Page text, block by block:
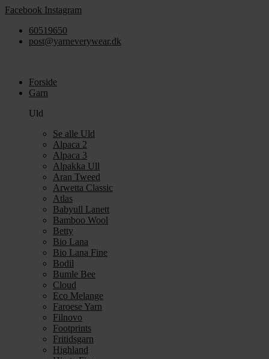
Videre
indhold
Facebook Instagram
60519650
post@yarneverywear.dk
Forside
Garn
Uld
Se alle Uld
Alpaca 2
Alpaca 3
Alpakka Ull
Aran Tweed
Arwetta Classic
Atlas
Babyull Lanett
Bamboo Wool
Betty
Bio Lana
Bio Lana Fine
Bodil
Bumle Bee
Cloud
Eco Melange
Faroese Yarn
Filnovo
Footprints
Fritidsgarn
Highland